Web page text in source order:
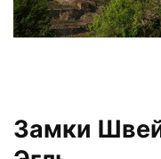
Замки